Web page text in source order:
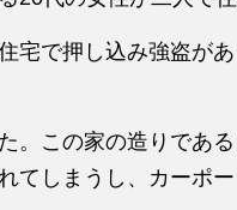
宅で押し込み強盗が
。この家の造りであ
てしまうし、カーポ